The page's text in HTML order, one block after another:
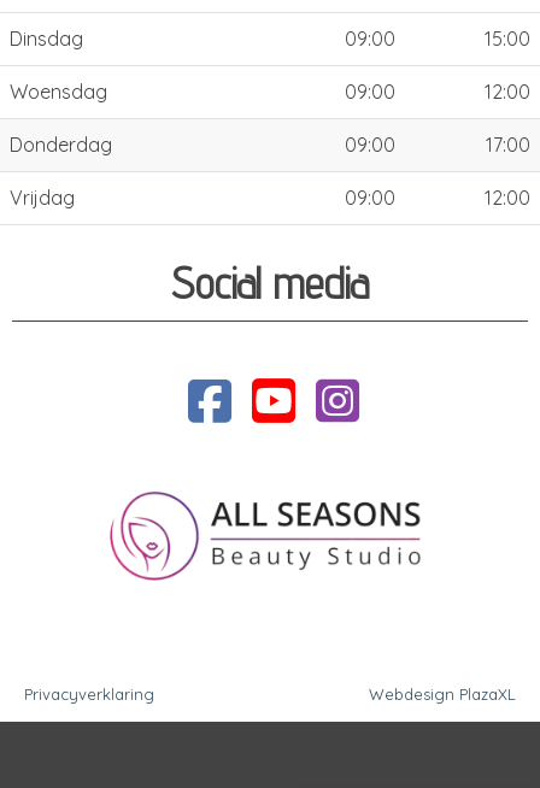
Dinsdag 09:00 15:00
Woensdag 09:00 12:00
Donderdag 09:00 17:00
Vrijdag 09:00 12:00
Social media
Privacyverklaring Webdesign PlazaXL